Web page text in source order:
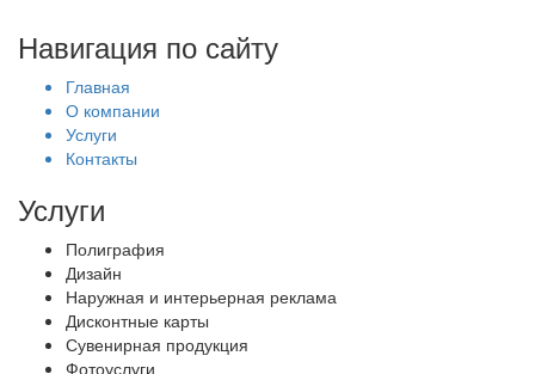
Навигация по сайту
Главная
О компании
Услуги
Контакты
Услуги
Полиграфия
Дизайн
Наружная и интерьерная реклама
Дисконтные карты
Сувенирная продукция
Фотоуслуги